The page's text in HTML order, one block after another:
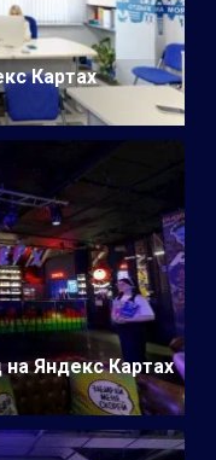
Картах
Яндекс Картах